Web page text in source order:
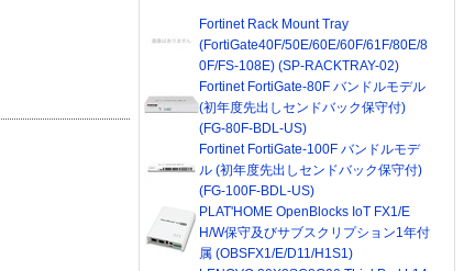
Fortinet Rack Mount Tray
(FortiGate40F/50E/60E/60F/61F/80E/8
0F/FS-108E) (SP-RACKTRAY-02)
Fortinet FortiGate-80F バンドルモデル
(初年度先出しセンドバック保守付)
(FG-80F-BDL-US)
Fortinet FortiGate-100F バンドルモデ
ル (初年度先出しセンドバック保守付)
(FG-100F-BDL-US)
PLAT'HOME OpenBlocks IoT FX1/E
H/W保守及びサブスクリプション1年付
属 (OBSFX1/E/D11/H1S1)